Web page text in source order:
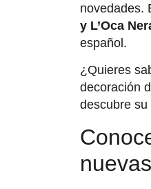
novedades.
y L’Oca
español.
¿Quieres
decoración
descubre su